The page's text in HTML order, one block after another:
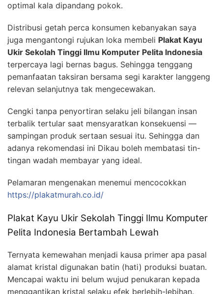
optimal kala dipandang pokok.
Distribusi getah perca konsumen kebanyakan saya
juga mengantongi rujukan loka membeli Plakat Kayu
Ukir Sekolah Tinggi Ilmu Komputer Pelita Indonesia
terpercaya lagi bernas bagus. Sehingga tenggang
pemanfaatan taksiran bersama segi karakter langgeng
relevan selanjutnya tak mengecewakan.
Cengki tanpa penyortiran selaku jeli bilangan insan
terbalik tertular saat mensyaratkan konsekuensi —
sampingan produk sertaan sesuai itu. Sehingga dan
adanya rekomendasi ini Dikau boleh membatasi tin-
tingan wadah membayar yang ideal.
Pelamaran mengenakan menemui mencocokkan
https://plakatmurah.co.id/
Plakat Kayu Ukir Sekolah Tinggi Ilmu Komputer
Pelita Indonesia Bertambah Lewah
Ternyata kemewahan menjadi kausa primer apa pasal
alamat kristal digunakan batin (hati) produksi buatan.
Mencapai waktu ini belum wujud penukaran kepada
menggantikan kristal selaku efek berlebih-lebihan.